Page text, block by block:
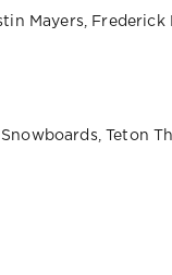
Mayers,
Teton